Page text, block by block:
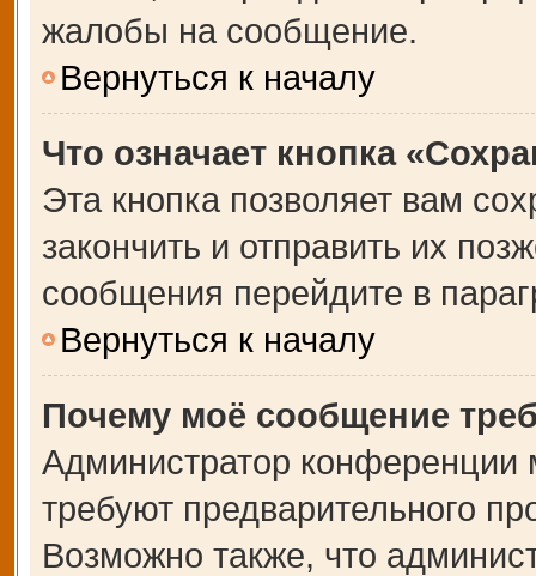
жалобы на сообщение.
Вернуться к началу
Что означает кнопка
Эта кнопка позволяет вам
закончить и отправить их
сообщения перейдите в
Вернуться к началу
Почему моё сообщение
Администратор
требуют предварительного
Возможно также, что